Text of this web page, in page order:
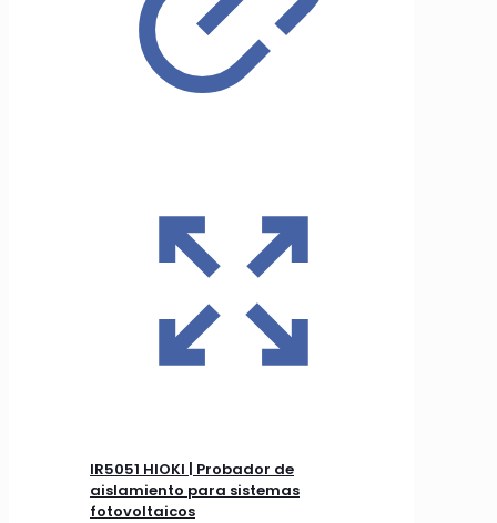
IR5051 HIOKI | Probador de
aislamiento para sistemas
fotovoltaicos